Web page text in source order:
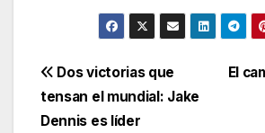
El
Dos victorias que
tensan el mundial: Jake
Dennis es líder